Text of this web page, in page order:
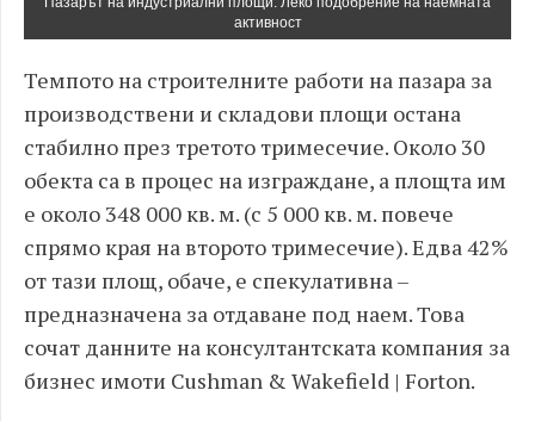
активност
Темпото на строителните работи на пазара за
производствени и складови площи остана
стабилно през третото тримесечие. Около 30
обекта са в процес на изграждане, а площта им
е около 348 000 кв. м. (с 5 000 кв. м. повече
спрямо края на второто тримесечие). Едва 42%
от тази площ, обаче, е спекулативна –
предназначена за отдаване под наем. Това
сочат данните на консултантската компания за
бизнес имоти Cushman & Wakefield | Forton.